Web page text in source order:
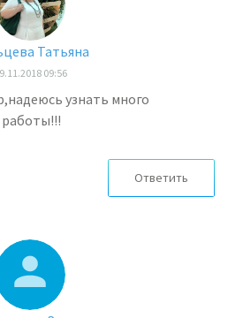
Татьяна
09:56
узнать много
работы!!!
Ответить